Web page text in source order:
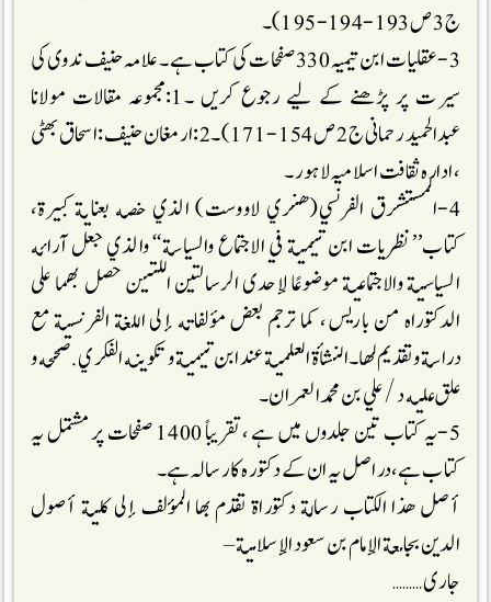
ج 3ص 193-194-195)۔
3-عقلیات ابن تیمیہ 330 صفحات کی کتاب ہے۔ علامہ حنیف ندوی کی
سیرت پر پڑھنے کے لیے رجوع کریں ۔1:مجموعہ مقالات مولانا
عبدالحمید رحمانی ج 2 ص 154-171)۔2:ارمغان حنیف :اسحاق بھٹی
، ادارہ ثقافت اسلامیہ لاہور۔
4-المستشرق الفرنسي(هنري لاووست) الذي خصه بعناية كبيرة،
كتاب’’نظريات ابن تيمية في الاجتماع والسياسة‘‘ والذي جعل آرائه
السياسية والاجتماعية موضوعًا لإحدى الرسالتين اللتين حصل بهما على
الدكتوراه من باريس، كما ترجم بعض مؤلفاته إلى اللغة الفرنسية مع
دراسة وتقديم لها۔النشأة العلمية عند ابن تيمية و تكوينه الفكري .صححه و
علق عليه د/علي بن محمد العمران۔
5-یہ کتاب تین جلدوں میں ہے ،تقریباً 1400 صفحات پر مشتمل یہ
کتاب ہے، دراصل یہ ان کے دکتورہ کا رسالہ ہے۔
أصل هذا الكتاب رسالة دكتوراة تقدم بھا المؤلف إلى كلية أصول
الدين بجامعة الإمام بن سعود الإسلامية –
جاری………